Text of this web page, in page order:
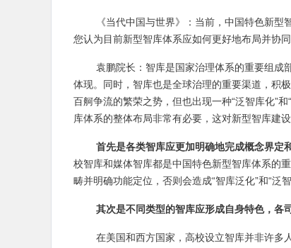
《当代中国与世界》：当前，中国特色新
您认为目前新型智库体系应如何更好地布局并协
袁鹏院长：智库是国家治理体系的重要组成
体现。同时，智库也是全球治理的重要渠道，积
百舸争流的繁荣之势，但也出现一种“泛智库化”
库体系的整体布局非常有必要，这对新型智库建
首先是各类智库应更加明确地完成概念界定
校智库和媒体智库都是中国特色新型智库体系的
畴并明确功能定位，否则会造成“智库泛化”和“泛智
其次是不同类型的智库应形成自身特色，各
在美国和西方国家，高校设立智库并非许多